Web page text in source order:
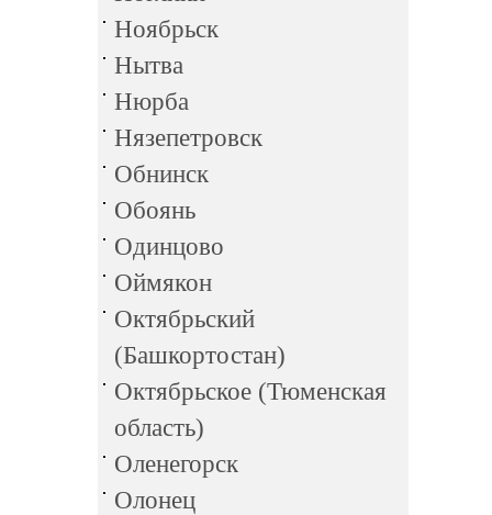
Ноябрьск
Нытва
Нюрба
Нязепетровск
Обнинск
Обоянь
Одинцово
Оймякон
Октябрьский
(Башкортостан)
Октябрьское (Тюменская
область)
Оленегорск
Олонец